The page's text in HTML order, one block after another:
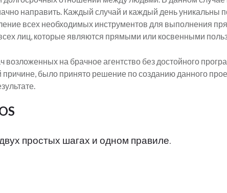
направить. Каждый случай и каждый день уникальны
всех необходимых инструментов для выполнения
лиц, которые являются прямыми или косвенными
на брачное агентство без достойного
было принято решение по созданию данного
простых шагах и одном правиле.